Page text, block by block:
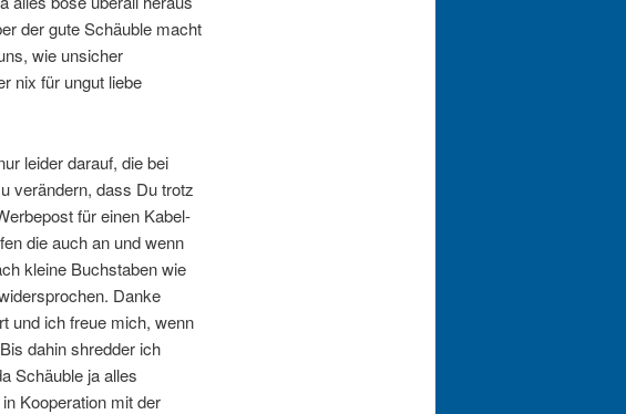
der gute Schäuble macht
wie unsicher
nix für ungut liebe
leider darauf, die bei
verändern, dass Du trotz
für einen Kabel-
die auch an und wenn
kleine Buchstaben wie
Danke
und ich freue mich, wenn
dahin shredder ich
Schäuble ja alles
Kooperation mit der